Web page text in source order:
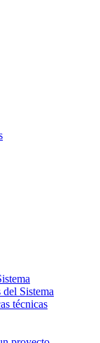
del Sistema
técnicas